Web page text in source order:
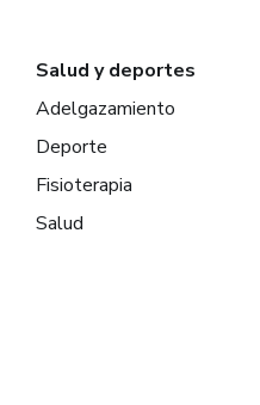
Salud y deportes
Adelgazamiento
Deporte
Fisioterapia
Salud